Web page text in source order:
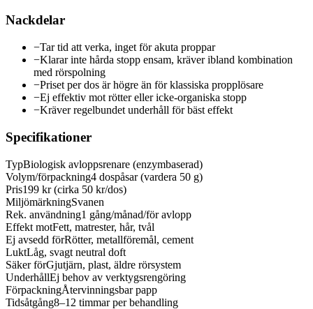
Nackdelar
−Tar tid att verka, inget för akuta proppar
−Klarar inte hårda stopp ensam, kräver ibland kombination
med rörspolning
−Priset per dos är högre än för klassiska propplösare
−Ej effektiv mot rötter eller icke-organiska stopp
−Kräver regelbundet underhåll för bäst effekt
Specifikationer
TypBiologisk avloppsrenare (enzymbaserad)
Volym/förpackning4 dospåsar (vardera 50 g)
Pris199 kr (cirka 50 kr/dos)
MiljömärkningSvanen
Rek. användning1 gång/månad/för avlopp
Effekt motFett, matrester, hår, tvål
Ej avsedd förRötter, metallföremål, cement
LuktLåg, svagt neutral doft
Säker förGjutjärn, plast, äldre rörsystem
UnderhållEj behov av verktygsrengöring
FörpackningÅtervinningsbar papp
Tidsåtgång8–12 timmar per behandling